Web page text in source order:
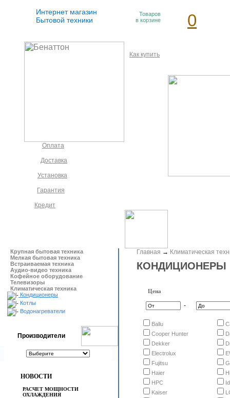
Интернет магазин
Бытовой техники
Товаров
в корзине
0
Как купить
Оплата
Доставка
Установка
Гарантия
Кредит
Крупная бытовая техника
Мелкая бытовая техника
Встраиваемая техника
Аудио-видео техника
Кофейное оборудование
Телевизоры
Климатическая техника
Кондиционеры
Котлы
Водонагреватели
Производители
НОВОСТИ
РАСЧЕТ МОЩНОСТИ
ОХЛАЖДЕНИЯ
Главная → Климатическая
КОНДИЦИОНЕРЫ
Цена
-
Ballu
Cooper Hunter
Dekker
Electrolux
Fujitsu
Haier
HPC
Kaiser